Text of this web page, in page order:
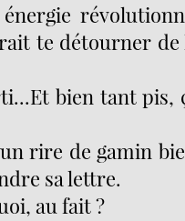
te détourner
bien tant pis,
rire de gamin
sa lettre.
au fait ?